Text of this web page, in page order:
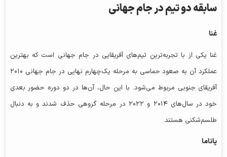
سابقه دو تیم در جام جهانی
غنا
غنا یکی از با تجربه‌ترین تیم‌های آفریقایی در جام جهانی است که بهترین
عملکرد آن به صعود حماسی به مرحله یک‌چهارم نهایی در جام جهانی ۲۰۱۰
آفریقای جنوبی مربوط می‌شود. با این حال، آن‌ها در دو دوره حضور بعدی
خود در سال‌های ۲۰۱۴ و ۲۰۲۲ در مرحله گروهی حذف شدند و به دنبال
طلسم‌شکنی هستند.
پاناما